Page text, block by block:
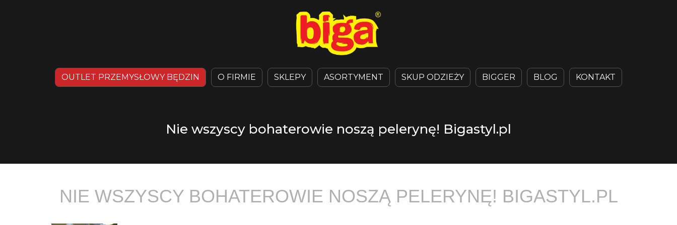
OUTLET PRZEMYSŁOWY BĘDZIN O FIRMIE SKLEPY ASORTYMENT SKUP ODZIEŻY BIGGER BLOG KONTAKT
Nie wszyscy bohaterowie noszą pelerynę! Bigastyl.pl
NIE WSZYSCY BOHATEROWIE NOSZĄ PELERYNĘ! BIGASTYL.PL